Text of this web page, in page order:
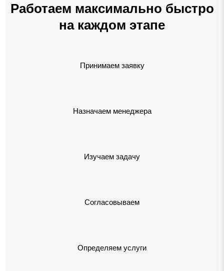
Работаем максимально быстро
на каждом этапе
Принимаем заявку
Назначаем менеджера
Изучаем задачу
Согласовываем
Определяем услуги